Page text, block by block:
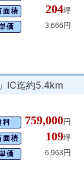
204坪
3,666 円
IC迄約5.4km
759,000円
109坪
6,963 円